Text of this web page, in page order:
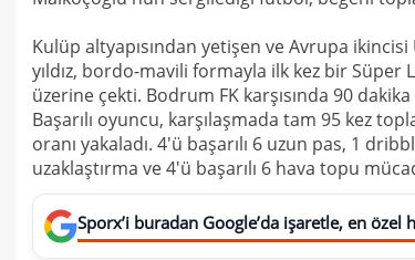
Kulüp altyapısından yetişen ve Avrupa ikincisi
yıldız, bordo-mavili formayla ilk kez bir Süper
üzerine çekti. Bodrum FK karşısında 90
Başarılı oyuncu, karşılaşmada tam 95 kez
oranı yakaladı. 4'ü başarılı 6 uzun pas, 1
uzaklaştırma ve 4'ü başarılı 6 hava topu
Sporx’i buradan Google’da işaretle, en özel